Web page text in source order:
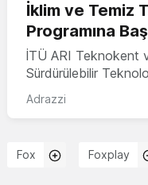
İklim ve Temiz
Programına
İTÜ ARI Teknokent
Sürdürülebilir
Adrazzi
Fox Foxplay